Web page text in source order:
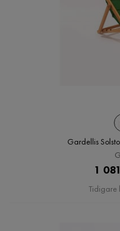
Gardellis
1
Tidigare